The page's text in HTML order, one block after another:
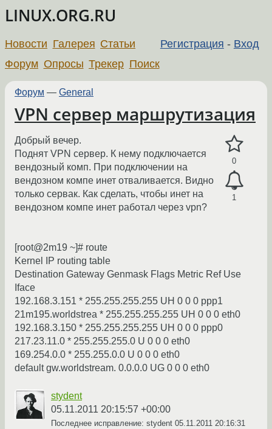
LINUX.ORG.RU
Регистрация - Вход
Новости Галерея Статьи
Форум Опросы Трекер Поиск
Форум — General
VPN сервер маршрутизация
0
1
Добрый вечер.
Поднят VPN сервер. К нему подключается
вендозный комп. При подключении на
вендозном компе инет отваливается. Видно
только сервак. Как сделать, чтобы инет на
вендозном компе инет работал через vpn?
[root@2m19 ~]# route
Kernel IP routing table
Destination Gateway Genmask Flags Metric Ref Use
Iface
192.168.3.151 * 255.255.255.255 UH 0 0 0 ppp1
21m195.worldstrea * 255.255.255.255 UH 0 0 0 eth0
192.168.3.150 * 255.255.255.255 UH 0 0 0 ppp0
217.23.11.0 * 255.255.255.0 U 0 0 0 eth0
169.254.0.0 * 255.255.0.0 U 0 0 0 eth0
default gw.worldstream. 0.0.0.0 UG 0 0 0 eth0
stydent
05.11.2011 20:15:57 +00:00
Последнее исправление: stydent 05.11.2011 20:16:31